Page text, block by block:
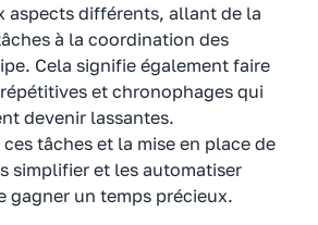
aspects différents, allant de la
à la coordination des
Cela signifie également faire
et chronophages qui
devenir lassantes.
tâches et la mise en place de
simplifier et les automatiser
gagner un temps précieux.